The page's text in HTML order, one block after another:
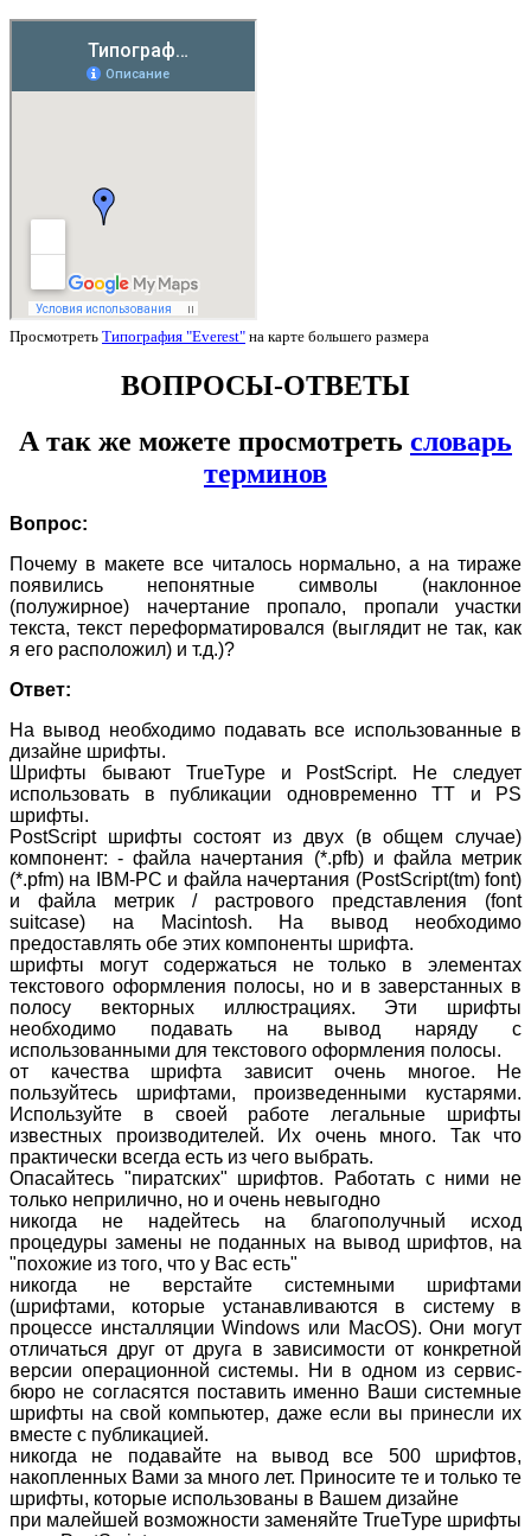
Просмотреть Типография "Everest" на карте большего размера
ВОПРОСЫ-ОТВЕТЫ
А так же можете просмотреть словарь
терминов
Вопрос:
Почему в макете все читалось нормально, а на тираже
появились непонятные символы (наклонное
(полужирное) начертание пропало, пропали участки
текста, текст переформатировался (выглядит не так, как
я его расположил) и т.д.)?
Ответ:
На вывод необходимо подавать все использованные в
дизайне шрифты.
Шрифты бывают TrueType и PostScript. Не следует
использовать в публикации одновременно ТТ и PS
шрифты.
PostScript шрифты состоят из двух (в общем случае)
компонент: - файла начертания (*.pfb) и файла метрик
(*.pfm) на IBM-PC и файла начертания (PostScript(tm) font)
и файла метрик / растрового представления (font
suitcase) на Macintosh. На вывод необходимо
предоставлять обе этих компоненты шрифта.
шрифты могут содержаться не только в элементах
текстового оформления полосы, но и в заверстанных в
полосу векторных иллюстрациях. Эти шрифты
необходимо подавать на вывод наряду с
использованными для текстового оформления полосы.
от качества шрифта зависит очень многое. Не
пользуйтесь шрифтами, произведенными кустарями.
Используйте в своей работе легальные шрифты
известных производителей. Их очень много. Так что
практически всегда есть из чего выбрать.
Опасайтесь "пиратских" шрифтов. Работать с ними не
только неприлично, но и очень невыгодно
никогда не надейтесь на благополучный исход
процедуры замены не поданных на вывод шрифтов, на
"похожие из того, что у Вас есть"
никогда не верстайте системными шрифтами
(шрифтами, которые устанавливаются в систему в
процессе инсталляции Windows или MacOS). Они могут
отличаться друг от друга в зависимости от конкретной
версии операционной системы. Ни в одном из сервис-
бюро не согласятся поставить именно Ваши системные
шрифты на свой компьютер, даже если вы принесли их
вместе с публикацией.
никогда не подавайте на вывод все 500 шрифтов,
накопленных Вами за много лет. Приносите те и только те
шрифты, которые использованы в Вашем дизайне
при малейшей возможности заменяйте TrueType шрифты